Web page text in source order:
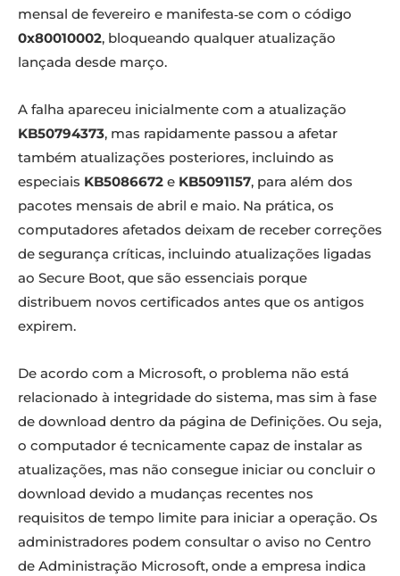
mensal de fevereiro e manifesta‑se com o código
0x80010002, bloqueando qualquer atualização
lançada desde março.
A falha apareceu inicialmente com a atualização
KB50794373, mas rapidamente passou a afetar
também atualizações posteriores, incluindo as
especiais KB5086672 e KB5091157, para além dos
pacotes mensais de abril e maio. Na prática, os
computadores afetados deixam de receber correções
de segurança críticas, incluindo atualizações ligadas
ao Secure Boot, que são essenciais porque
distribuem novos certificados antes que os antigos
expirem.
De acordo com a Microsoft, o problema não está
relacionado à integridade do sistema, mas sim à fase
de download dentro da página de Definições. Ou seja,
o computador é tecnicamente capaz de instalar as
atualizações, mas não consegue iniciar ou concluir o
download devido a mudanças recentes nos
requisitos de tempo limite para iniciar a operação. Os
administradores podem consultar o aviso no Centro
de Administração Microsoft, onde a empresa indica